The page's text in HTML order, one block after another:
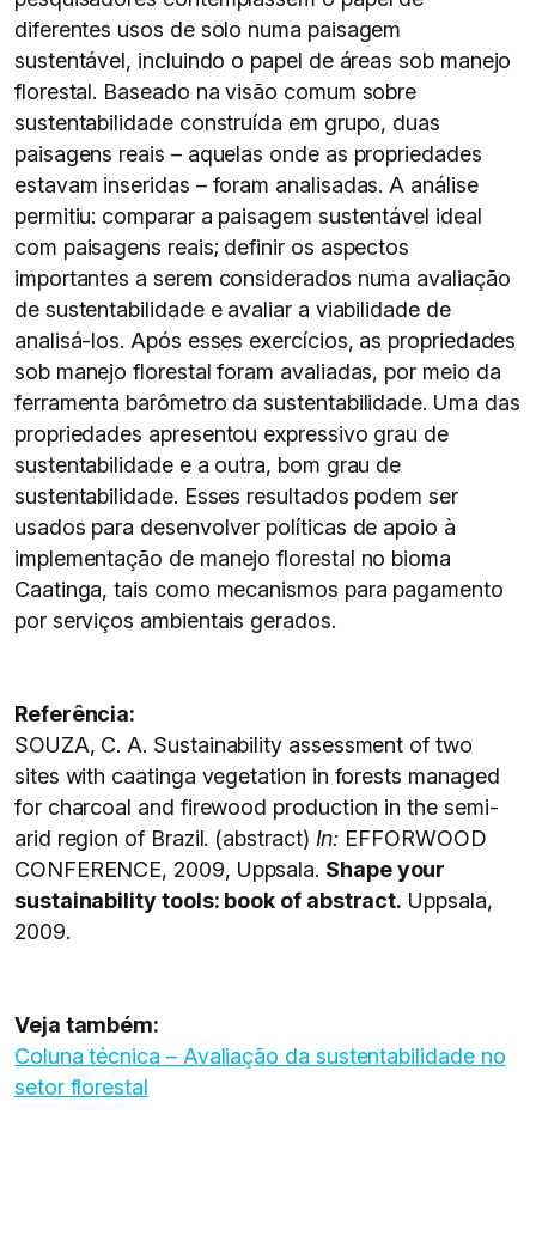
diferentes usos de solo numa paisagem
sustentável, incluindo o papel de áreas sob manejo
florestal. Baseado na visão comum sobre
sustentabilidade construída em grupo, duas
paisagens reais – aquelas onde as propriedades
estavam inseridas – foram analisadas. A análise
permitiu: comparar a paisagem sustentável ideal
com paisagens reais; definir os aspectos
importantes a serem considerados numa avaliação
de sustentabilidade e avaliar a viabilidade de
analisá-los. Após esses exercícios, as propriedades
sob manejo florestal foram avaliadas, por meio da
ferramenta barômetro da sustentabilidade. Uma das
propriedades apresentou expressivo grau de
sustentabilidade e a outra, bom grau de
sustentabilidade. Esses resultados podem ser
usados para desenvolver políticas de apoio à
implementação de manejo florestal no bioma
Caatinga, tais como mecanismos para pagamento
por serviços ambientais gerados.
Referência:
SOUZA, C. A. Sustainability assessment of two
sites with caatinga vegetation in forests managed
for charcoal and firewood production in the semi-
arid region of Brazil. (abstract) In: EFFORWOOD
CONFERENCE, 2009, Uppsala. Shape your
sustainability tools: book of abstract. Uppsala,
2009.
Veja também:
Coluna técnica – Avaliação da sustentabilidade no
setor florestal